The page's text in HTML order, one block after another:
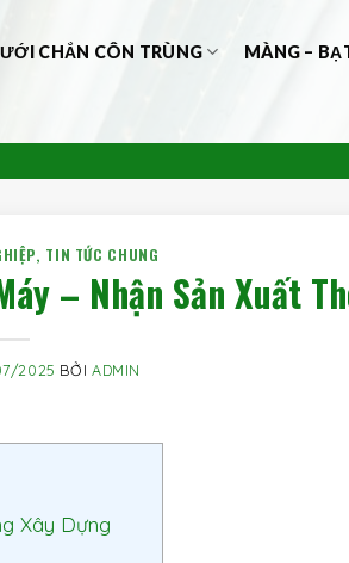
CHẮN CÔN TRÙNG MÀNG –
, TIN TỨC CHUNG
– Nhận Sản Xuất
2025 BỞI ADMIN
Xây Dựng